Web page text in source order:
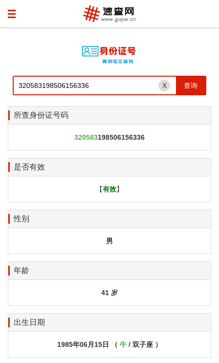
X
所查身份证号码
320583198506156336
是否有效
【有效】
性别
男
年龄
41 岁
出生日期
1985年06月15日 （ 牛 / 双子座 ）